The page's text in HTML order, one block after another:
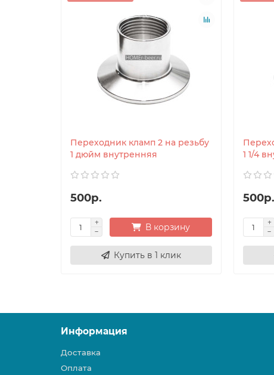
Переходник кламп 2 на резьбу
1 дюйм внутренняя
500р.
В корзину
Купить в 1 клик
1 1/4
500р.
Информация
Доставка
Оплата